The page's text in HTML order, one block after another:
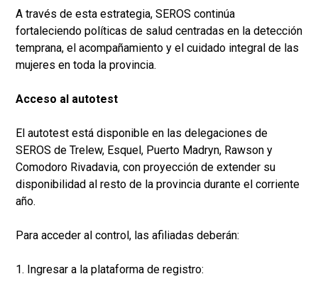
A través de esta estrategia, SEROS continúa
fortaleciendo políticas de salud centradas en la detección
temprana, el acompañamiento y el cuidado integral de las
mujeres en toda la provincia.
Acceso al autotest
El autotest está disponible en las delegaciones de
SEROS de Trelew, Esquel, Puerto Madryn, Rawson y
Comodoro Rivadavia, con proyección de extender su
disponibilidad al resto de la provincia durante el corriente
año.
Para acceder al control, las afiliadas deberán:
1. Ingresar a la plataforma de registro: